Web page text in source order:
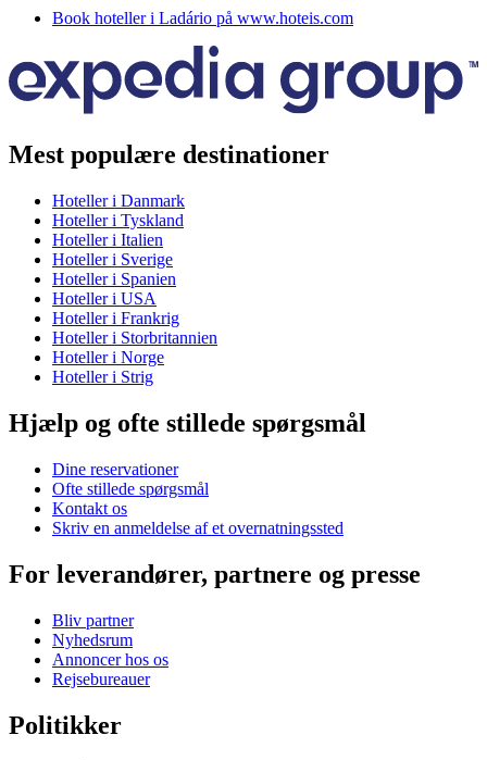
Book hoteller i Ladário på www.hoteis.com
Mest populære destinationer
Hoteller i Danmark
Hoteller i Tyskland
Hoteller i Italien
Hoteller i Sverige
Hoteller i Spanien
Hoteller i USA
Hoteller i Frankrig
Hoteller i Storbritannien
Hoteller i Norge
Hoteller i Strig
Hjælp og ofte stillede spørgsmål
Dine reservationer
Ofte stillede spørgsmål
Kontakt os
Skriv en anmeldelse af et overnatningssted
For leverandører, partnere og presse
Bliv partner
Nyhedsrum
Annoncer hos os
Rejsebureauer
Politikker